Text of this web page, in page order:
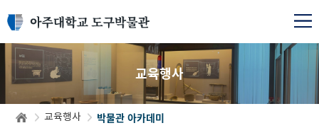
교육행사
교육행사 박물관 아카데미